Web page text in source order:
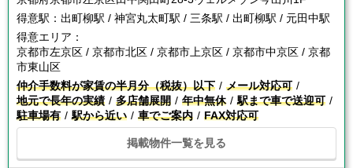
得意駅： 出町柳駅 / 神宮丸太町駅 / 三条駅 / 出町柳駅 / 元田中駅
得意エリア：
京都市左京区 / 京都市北区 / 京都市上京区 / 京都市中京区 / 京都
市東山区
仲介手数料が家賃の半月分（税抜）以下
メール対応可
地元で長年の実績
多店舗展開 年中無休
駅まで車で送迎可
駐車場有
駅から近い 車でご案内 FAX対応可
掲載物件一覧を見る